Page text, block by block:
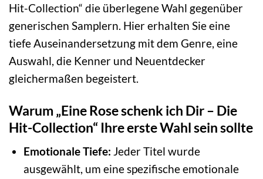
Hit-Collection“ die überlegene Wahl gegenüber
generischen Samplern. Hier erhalten Sie eine
tiefe Auseinandersetzung mit dem Genre, eine
Auswahl, die Kenner und Neuentdecker
gleichermaßen begeistert.
Warum „Eine Rose schenk ich Dir – Die
Hit-Collection“ Ihre erste Wahl sein sollte
Emotionale Tiefe: Jeder Titel wurde
ausgewählt, um eine spezifische emotionale